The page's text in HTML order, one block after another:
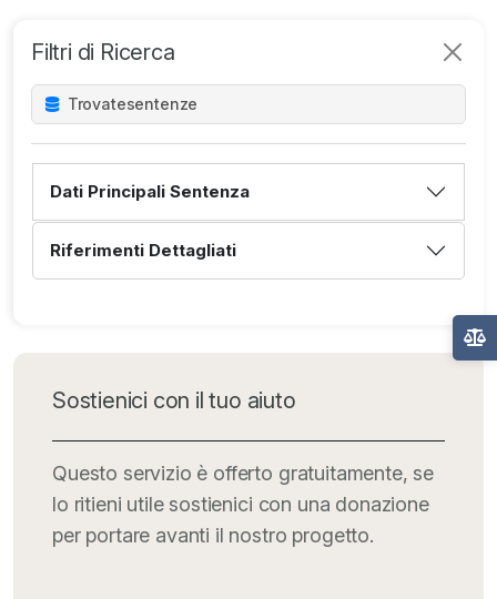
Filtri di Ricerca
Trovatesentenze
Dati Principali Sentenza
Riferimenti Dettagliati
Sostienici con il tuo aiuto
Questo servizio è offerto gratuitamente, se
lo ritieni utile sostienici con una donazione
per portare avanti il nostro progetto.